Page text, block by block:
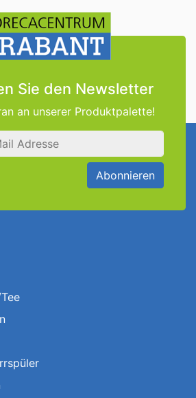
Sie den Newsletter
an unserer Produktpalette!
Abonnieren